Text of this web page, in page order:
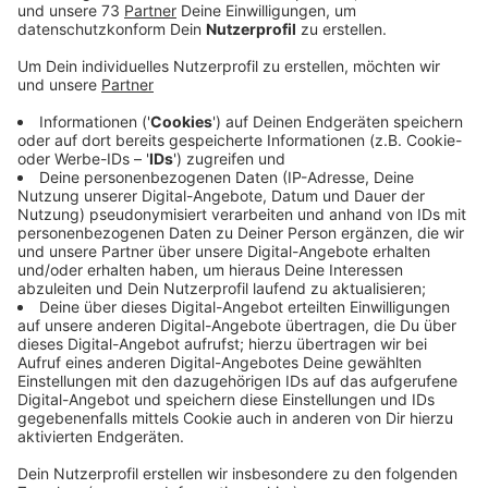
Anzeige
Stadtpartei will Bürger abstimmen lassen
Anzeige
Der Bocholter Stadtpartei ist die teure Sanierung des
Rathauses schon seit langem ein Dorn im Auge, sie
spricht von Steuerverschwendung und hofft, dass im
kommenden Jahr eine verlässliche Kostenschätzung
vorliegt. Dann sollen die Bürger darüber abstimmen, ob
das Rathaus weiter saniert oder neu gebaut werden
soll. So die Forderung der Stadtpartei. Sie habe
jahrelang vor den ausufernden Kosten der
Rathaussanierung gewarnt. Inzwischen kursiere die